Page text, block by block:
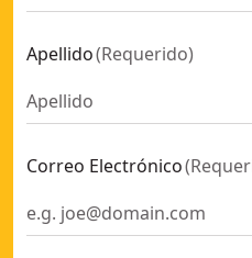
Apellido(Requerido)
Correo Electrónico(